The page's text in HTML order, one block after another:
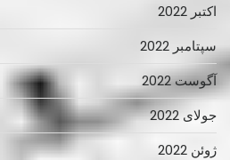
اکتبر 2022
سپتامبر 2022
آگوست 2022
جولای 2022
ژوئن 2022